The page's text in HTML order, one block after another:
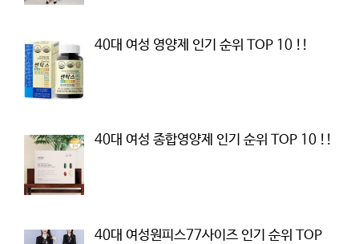
40대 여성 영양제 인기 순위 TOP 10 !!
40대 여성 종합영양제 인기 순위 TOP 10 !!
40대 여성원피스77사이즈 인기 순위 TOP